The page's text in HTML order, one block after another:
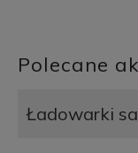
Polecane
Ładowarki